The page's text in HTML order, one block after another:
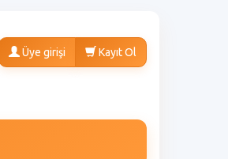
Üye girişi Kayıt Ol